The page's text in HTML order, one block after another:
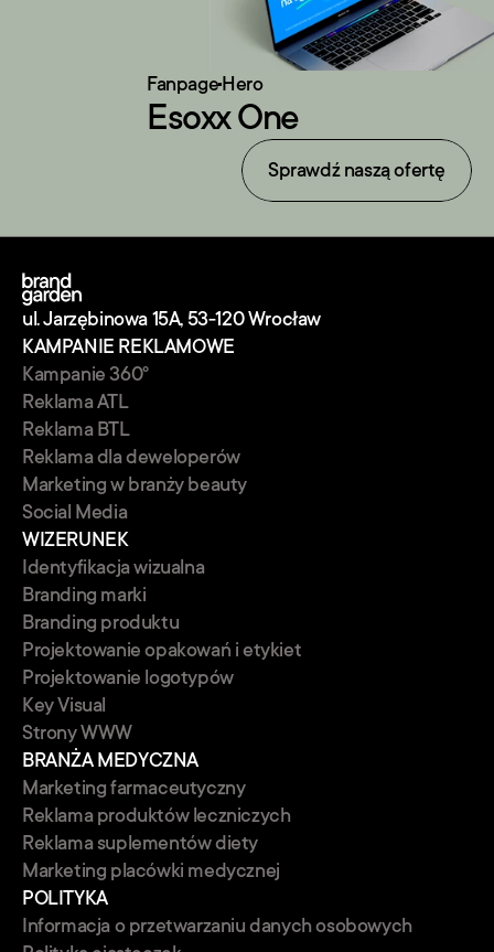
Fanpage Hero
Esoxx One
Sprawdź naszą ofertę
ul. Jarzębinowa 15A, 53-120 Wrocław
KAMPANIE REKLAMOWE
Kampanie 360°
Reklama ATL
Reklama BTL
Reklama dla deweloperów
Marketing w branży beauty
Social Media
WIZERUNEK
Identyfikacja wizualna
Branding marki
Branding produktu
Projektowanie opakowań i etykiet
Projektowanie logotypów
Key Visual
Strony WWW
BRANŻA MEDYCZNA
Marketing farmaceutyczny
Reklama produktów leczniczych
Reklama suplementów diety
Marketing placówki medycznej
POLITYKA
Informacja o przetwarzaniu danych osobowych